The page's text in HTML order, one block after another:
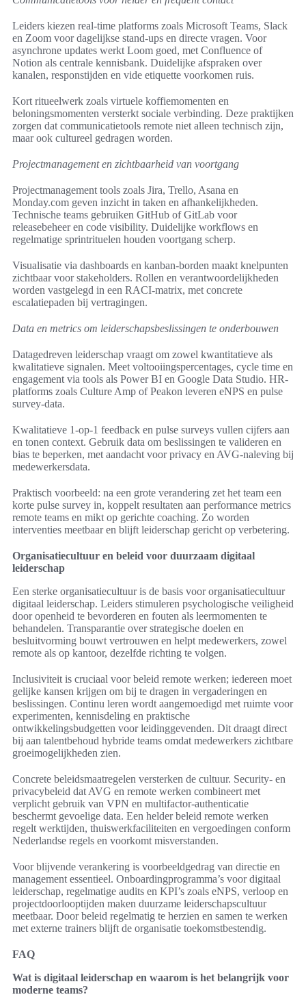
Leiders kiezen real-time platforms zoals Microsoft Teams, Slack
en Zoom voor dagelijkse stand-ups en directe vragen. Voor
asynchrone updates werkt Loom goed, met Confluence of
Notion als centrale kennisbank. Duidelijke afspraken over
kanalen, responstijden en vide etiquette voorkomen ruis.
Kort ritueelwerk zoals virtuele koffiemomenten en
beloningsmomenten versterkt sociale verbinding. Deze praktijken
zorgen dat communicatietools remote niet alleen technisch zijn,
maar ook cultureel gedragen worden.
Projectmanagement en zichtbaarheid van voortgang
Projectmanagement tools zoals Jira, Trello, Asana en
Monday.com geven inzicht in taken en afhankelijkheden.
Technische teams gebruiken GitHub of GitLab voor
releasebeheer en code visibility. Duidelijke workflows en
regelmatige sprintrituelen houden voortgang scherp.
Visualisatie via dashboards en kanban-borden maakt knelpunten
zichtbaar voor stakeholders. Rollen en verantwoordelijkheden
worden vastgelegd in een RACI-matrix, met concrete
escalatiepaden bij vertragingen.
Data en metrics om leiderschapsbeslissingen te onderbouwen
Datagedreven leiderschap vraagt om zowel kwantitatieve als
kwalitatieve signalen. Meet voltooiingspercentages, cycle time en
engagement via tools als Power BI en Google Data Studio. HR-
platforms zoals Culture Amp of Peakon leveren eNPS en pulse
survey-data.
Kwalitatieve 1-op-1 feedback en pulse surveys vullen cijfers aan
en tonen context. Gebruik data om beslissingen te valideren en
bias te beperken, met aandacht voor privacy en AVG-naleving bij
medewerkersdata.
Praktisch voorbeeld: na een grote verandering zet het team een
korte pulse survey in, koppelt resultaten aan performance metrics
remote teams en mikt op gerichte coaching. Zo worden
interventies meetbaar en blijft leiderschap gericht op verbetering.
Organisatiecultuur en beleid voor duurzaam digitaal
leiderschap
Een sterke organisatiecultuur is de basis voor organisatiecultuur
digitaal leiderschap. Leiders stimuleren psychologische veiligheid
door openheid te bevorderen en fouten als leermomenten te
behandelen. Transparantie over strategische doelen en
besluitvorming bouwt vertrouwen en helpt medewerkers, zowel
remote als op kantoor, dezelfde richting te volgen.
Inclusiviteit is cruciaal voor beleid remote werken; iedereen moet
gelijke kansen krijgen om bij te dragen in vergaderingen en
beslissingen. Continu leren wordt aangemoedigd met ruimte voor
experimenten, kennisdeling en praktische
ontwikkelingsbudgetten voor leidinggevenden. Dit draagt direct
bij aan talentbehoud hybride teams omdat medewerkers zichtbare
groeimogelijkheden zien.
Concrete beleidsmaatregelen versterken de cultuur. Security- en
privacybeleid dat AVG en remote werken combineert met
verplicht gebruik van VPN en multifactor-authenticatie
beschermt gevoelige data. Een helder beleid remote werken
regelt werktijden, thuiswerkfaciliteiten en vergoedingen conform
Nederlandse regels en voorkomt misverstanden.
Voor blijvende verankering is voorbeeldgedrag van directie en
management essentieel. Onboardingprogramma’s voor digitaal
leiderschap, regelmatige audits en KPI’s zoals eNPS, verloop en
projectdoorlooptijden maken duurzame leiderschapscultuur
meetbaar. Door beleid regelmatig te herzien en samen te werken
met externe trainers blijft de organisatie toekomstbestendig.
FAQ
Wat is digitaal leiderschap en waarom is het belangrijk voor
moderne teams?